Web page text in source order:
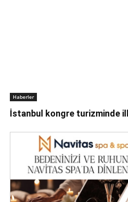
Haberler
İstanbul kongre turizminde